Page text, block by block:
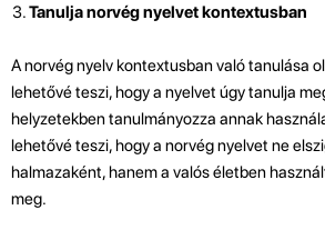
Tanulja norvég nyelvet kontextusban
A norvég nyelv kontextusban való tanulása
lehetővé teszi, hogy a nyelvet úgy tanulja
helyzetekben tanulmányozza annak
lehetővé teszi, hogy a norvég nyelvet ne
halmazaként, hanem a valós életben
meg.